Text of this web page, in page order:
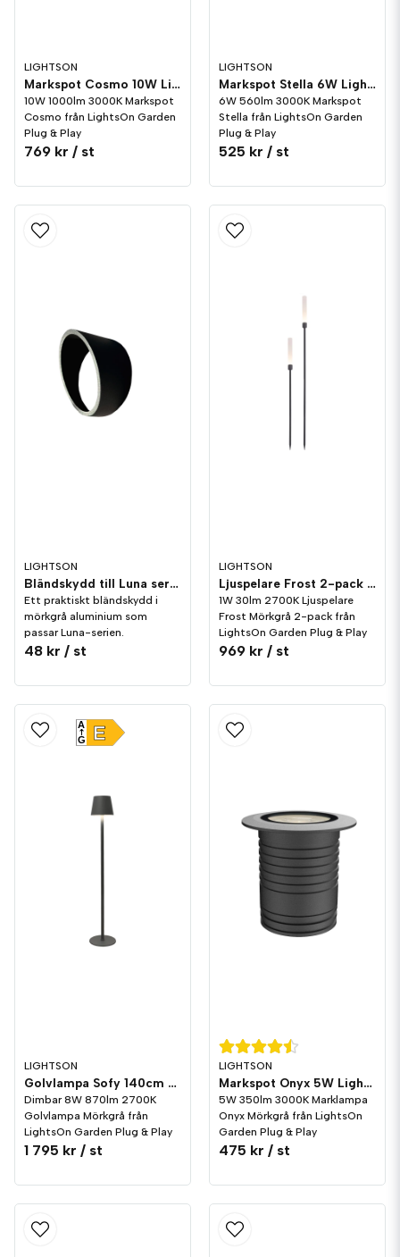
LIGHTSON
Markspot Cosmo 10W LightsOn Garden Plug & Play
10W 1000lm 3000K Markspot
Cosmo från LightsOn Garden
Plug & Play
769 kr / st
LIGHTSON
Markspot Stella 6W LightsOn Garden Plug & Play
6W 560lm 3000K Markspot
Stella från LightsOn Garden
Plug & Play
525 kr / st
LIGHTSON
Bländskydd till Luna serien LightsOn Garden Plug & Play
Ett praktiskt bländskydd i
mörkgrå aluminium som
passar Luna-serien.
48 kr / st
LIGHTSON
Ljuspelare Frost 2-pack LightsOn Garden Plug & Play
1W 30lm 2700K Ljuspelare
Frost Mörkgrå 2-pack från
LightsOn Garden Plug & Play
969 kr / st
LIGHTSON
Golvlampa Sofy 140cm 8W Dim LightsOn Garden Plug & Play
Dimbar 8W 870lm 2700K
Golvlampa Mörkgrå från
LightsOn Garden Plug & Play
1 795 kr / st
E
A
G
LIGHTSON
Markspot Onyx 5W LightsOn Garden Plug & Play
5W 350lm 3000K Marklampa
Onyx Mörkgrå från LightsOn
Garden Plug & Play
475 kr / st